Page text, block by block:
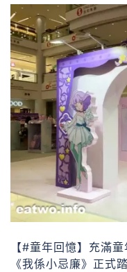
【#童年回憶】充滿
《我係小忌廉》正式